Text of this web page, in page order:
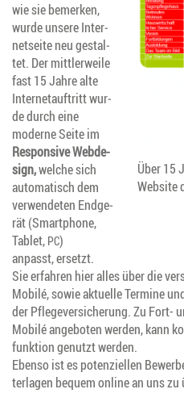
Über 15
Web­site
wie sie bemer­ken,
wur­de unse­re Inter­
net­sei­te neu gestal­
tet. Der mitt­ler­wei­le
fast 15 Jah­re alte
Inter­net­auf­tritt wur­
de durch eine
moder­ne Sei­te im
Respon­si­ve Web­de­
sign,wel­che sich
auto­ma­tisch dem
ver­wen­de­ten End­ge­
rät (Smart­phone,
Tablet, PC)
anpasst, ersetzt.
Sie erfah­ren hier alles über die
Mobilé, sowie aktu­el­le Ter­mi­ne
der Pfle­ge­ver­si­che­rung. Zu Fort-
Mobilé ange­bo­ten wer­den, kann
funk­ti­on genutzt werden.
Eben­so ist es poten­zi­el­len
ter­la­gen bequem online an uns